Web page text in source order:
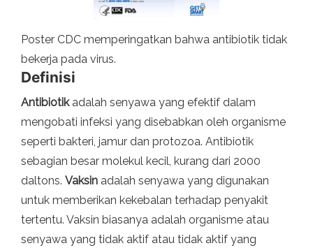
Poster CDC memperingatkan bahwa antibiotik tidak
bekerja pada virus.
Definisi
Antibiotikadalah senyawa yang efektif dalam
mengobati infeksi yang disebabkan oleh organisme
seperti bakteri, jamur dan protozoa. Antibiotik
sebagian besar molekul kecil, kurang dari 2000
daltons. Vaksin adalah senyawa yang digunakan
untuk memberikan kekebalan terhadap penyakit
tertentu. Vaksin biasanya adalah organisme atau
senyawa yang tidak aktif atau tidak aktif yang